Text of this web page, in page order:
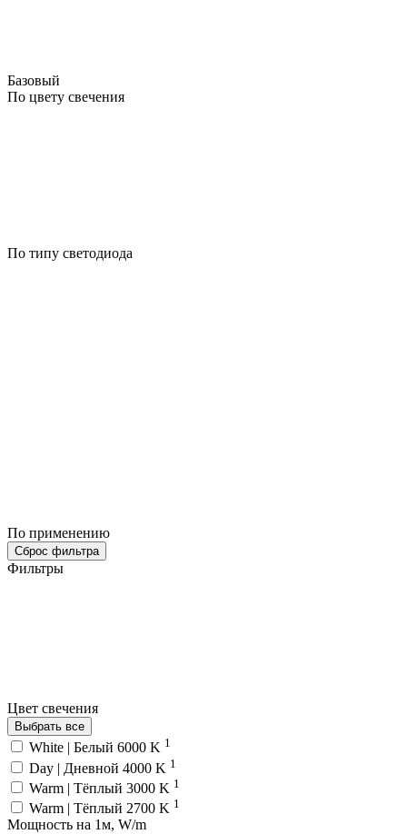
Базовый
По цвету свечения
По типу светодиода
По применению
Сброс фильтра
Фильтры
Цвет свечения
Выбрать все
White | Белый 6000 K 1
Day | Дневной 4000 K 1
Warm | Тёплый 3000 K 1
Warm | Тёплый 2700 K 1
Мощность на 1м, W/m